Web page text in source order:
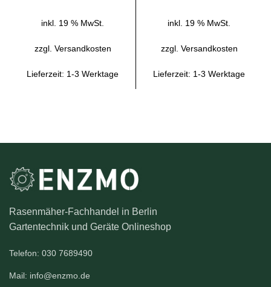
inkl. 19 % MwSt.
zzgl. Versandkosten
Lieferzeit: 1-3 Werktage
inkl. 19 % MwSt.
zzgl. Versandkosten
Lieferzeit: 1-3 Werktage
Rasenmäher-Fachhandel in Berlin
Gartentechnik und Geräte Onlineshop
Telefon: 030 7689490
Mail: info@enzmo.de